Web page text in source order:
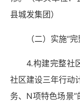
县城发集团）
（二）实施“
4.构建完整社
社区建设三年行动
务、N项特色场景”